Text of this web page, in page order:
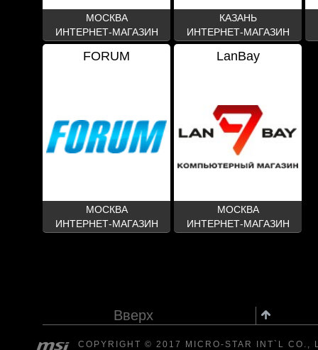
МОСКВА
ИНТЕРНЕТ-МАГАЗИН
КАЗАНЬ
ИНТЕРНЕТ-МАГАЗИН
FORUM
МОСКВА
ИНТЕРНЕТ-МАГАЗИН
LanBay
МОСКВА
ИНТЕРНЕТ-МАГАЗИН
Вверх
COPYRIGHT © 2017 MICRO-STAR INT`L CO.,